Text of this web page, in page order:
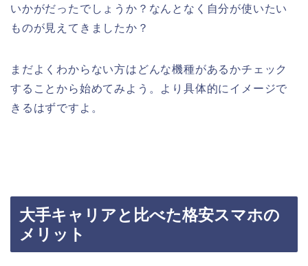
いかがだったでしょうか？なんとなく自分が使いたい
ものが見えてきましたか？
まだよくわからない方はどんな機種があるかチェック
することから始めてみよう。より具体的にイメージで
きるはずですよ。
大手キャリアと比べた格安スマホの
メリット